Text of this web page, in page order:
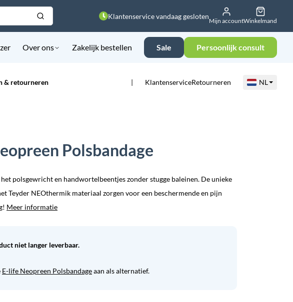
Klantenservice vandaag gesloten
Mijn accountWinkelmand
Over ons Zakelijk bestellen Sale Persoonlijk consult
& retourneren KlantenserviceRetourneren NL
Polsbandage
polsgewricht en handwortelbeentjes zonder stugge baleinen. De unieke
Teyder NEOthermik materiaal zorgen voor een beschermende en pijn
Meer informatie
niet langer leverbaar.
E-life Neopreen Polsbandageaan als alternatief.